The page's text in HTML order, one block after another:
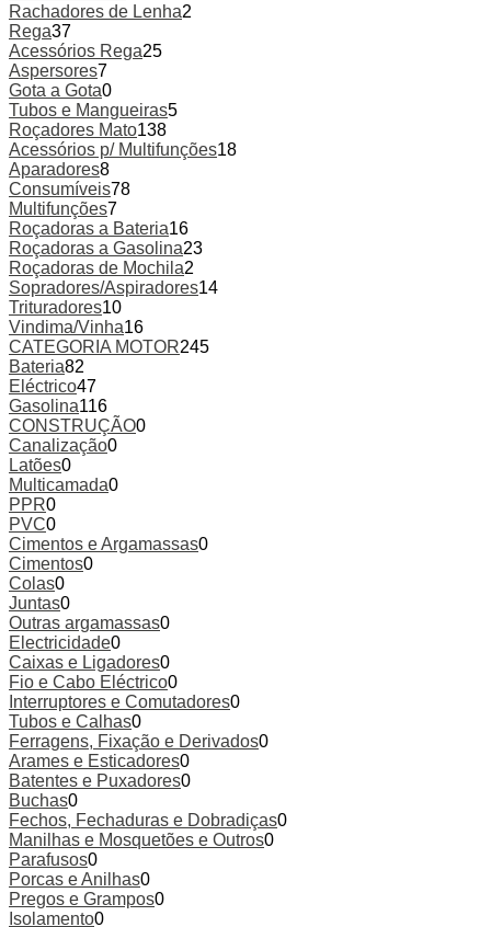
Rachadores de Lenha2
Rega37
Acessórios Rega25
Aspersores7
Gota a Gota0
Tubos e Mangueiras5
Roçadores Mato138
Acessórios p/ Multifunções18
Aparadores8
Consumíveis78
Multifunções7
Roçadoras a Bateria16
Roçadoras a Gasolina23
Roçadoras de Mochila2
Sopradores/Aspiradores14
Trituradores10
Vindima/Vinha16
CATEGORIA MOTOR245
Bateria82
Eléctrico47
Gasolina116
CONSTRUÇÃO0
Canalização0
Latões0
Multicamada0
PPR0
PVC0
Cimentos e Argamassas0
Cimentos0
Colas0
Juntas0
Outras argamassas0
Electricidade0
Caixas e Ligadores0
Fio e Cabo Eléctrico0
Interruptores e Comutadores0
Tubos e Calhas0
Ferragens, Fixação e Derivados0
Arames e Esticadores0
Batentes e Puxadores0
Buchas0
Fechos, Fechaduras e Dobradiças0
Manilhas e Mosquetões e Outros0
Parafusos0
Porcas e Anilhas0
Pregos e Grampos0
Isolamento0